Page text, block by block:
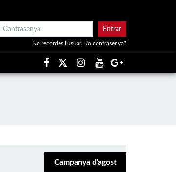
Entrar
No recordes l'usuari i/o contrasenya?
Campanya d'agost